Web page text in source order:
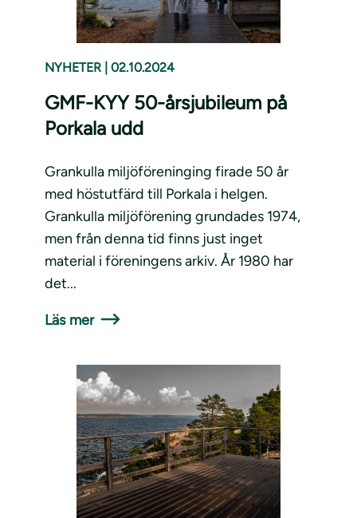
NYHETER 02.10.2024
GMF-KYY 50-årsjubileum på
Porkala udd
Grankulla miljöföreninging firade 50 år
med höstutfärd till Porkala i helgen.
Grankulla miljöförening grundades 1974,
men från denna tid finns just inget
material i föreningens arkiv. År 1980 har
det...
Läs mer